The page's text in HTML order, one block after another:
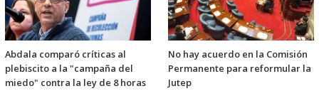
Abdala comparó críticas al
plebiscito a la "campaña del
miedo" contra la ley de 8 horas
No hay acuerdo en la Comisión
Permanente para reformular la
Jutep